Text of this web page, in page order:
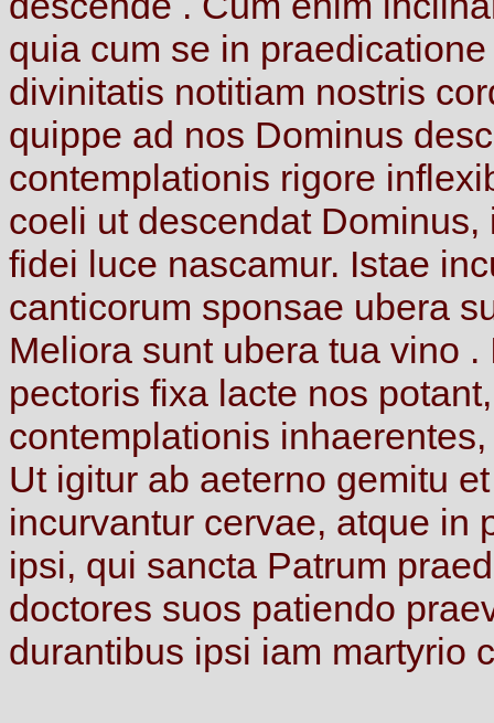
quia cum se in
divinitatis notitiam nostris
quippe ad nos Dominus
contemplationis rigore
coeli ut descendat Dominus,
fidei luce nascamur. Istae
canticorum sponsae ubera
Meliora sunt ubera tua vino .
pectoris fixa lacte nos
contemplationis
Ut igitur ab aeterno gemitu
incurvantur cervae, atque in
ipsi, qui sancta Patrum
doctores suos patiendo
durantibus ipsi iam martyrio